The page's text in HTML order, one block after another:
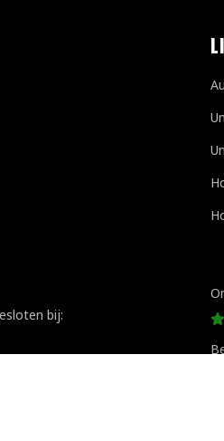
bij: